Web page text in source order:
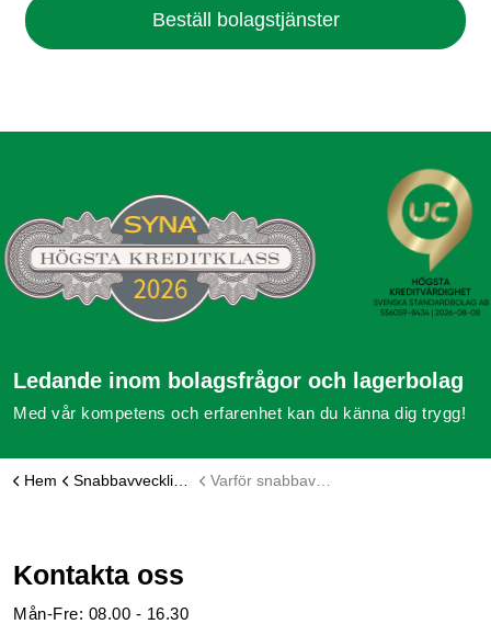
Beställ bolagstjänster
Ledande inom bolagsfrågor och lagerbolag
Med vår kompetens och erfarenhet kan du känna dig trygg!
Hem Snabbavveckling aktiebolag Varför snabbavveckling av aktiebolag?
Kontakta oss
Mån-Fre: 08.00 - 16.30